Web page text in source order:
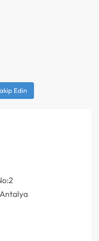
Edin